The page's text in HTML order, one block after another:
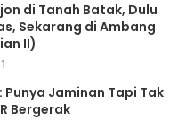
di Tanah Batak, Dulu
Sekarang di Ambang
II)
Punya Jaminan Tapi Tak
Bergerak